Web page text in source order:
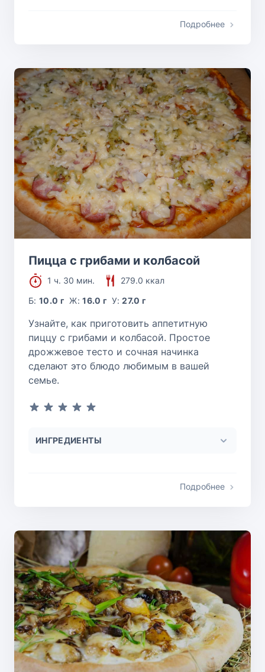
Подробнее
Пицца с грибами и колбасой
1 ч. 30 мин.
279.0 ккал
Б:10.0 г Ж:16.0 г У:27.0 г
Узнайте, как приготовить аппетитную
пиццу с грибами и колбасой. Простое
дрожжевое тесто и сочная начинка
сделают это блюдо любимым в вашей
семье.
ИНГРЕДИЕНТЫ
Подробнее